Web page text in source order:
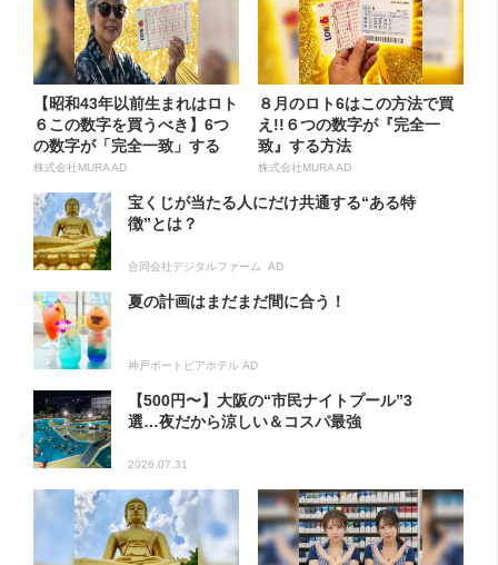
【昭和43年以前生まれはロト
６この数字を買うべき】6つ
の数字が「完全一致」する
方...
株式会社MURA AD
８月のロト6はこの方法で買
え!!６つの数字が『完全一
致』する方法
株式会社MURA AD
宝くじが当たる人にだけ共通する“ある特
徴”とは？
合同会社デジタルファーム AD
夏の計画はまだまだ間に合う！
神戸ポートピアホテル AD
【500円〜】大阪の“市民ナイトプール”3
選…夜だから涼しい＆コスパ最強
2026.07.31